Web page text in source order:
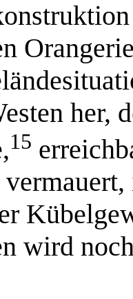
her,
15
wird